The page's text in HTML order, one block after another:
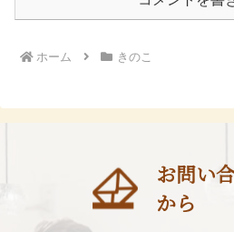
ホーム きのこ
お問い
から